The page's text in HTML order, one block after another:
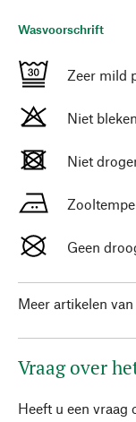
Wasvoorschrift
Zeer mild
Niet bleken
Niet
Geen
Meer artikelen van
Vraag over
Heeft u een vraag